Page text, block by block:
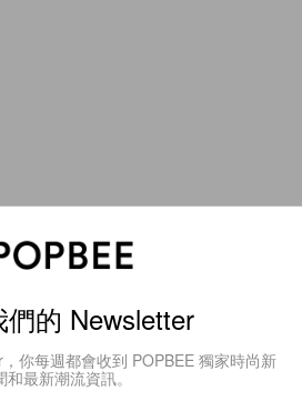
素希）人氣韓劇《以吾之
有床戲！
覺得全裸床戲太過突然了嗎？
549
的 Newsletter
你每週都會收到 POPBEE 獨家時尚新
和最新潮流資訊。